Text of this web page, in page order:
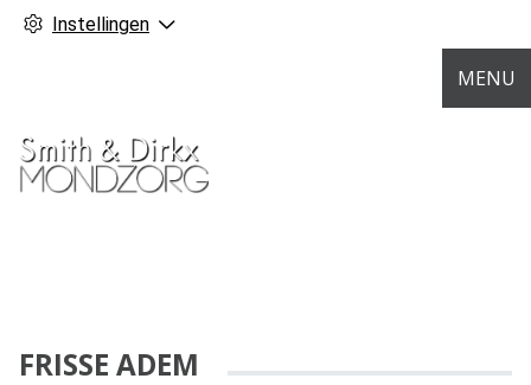
Instellingen
MENU
FRISSE ADEM